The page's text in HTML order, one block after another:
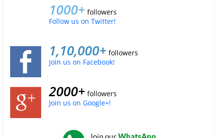
1000+ followers
Follow us on Twitter!
1,10,000+ followers
Join us on Facebook!
2000+ followers
Join us on Google+!